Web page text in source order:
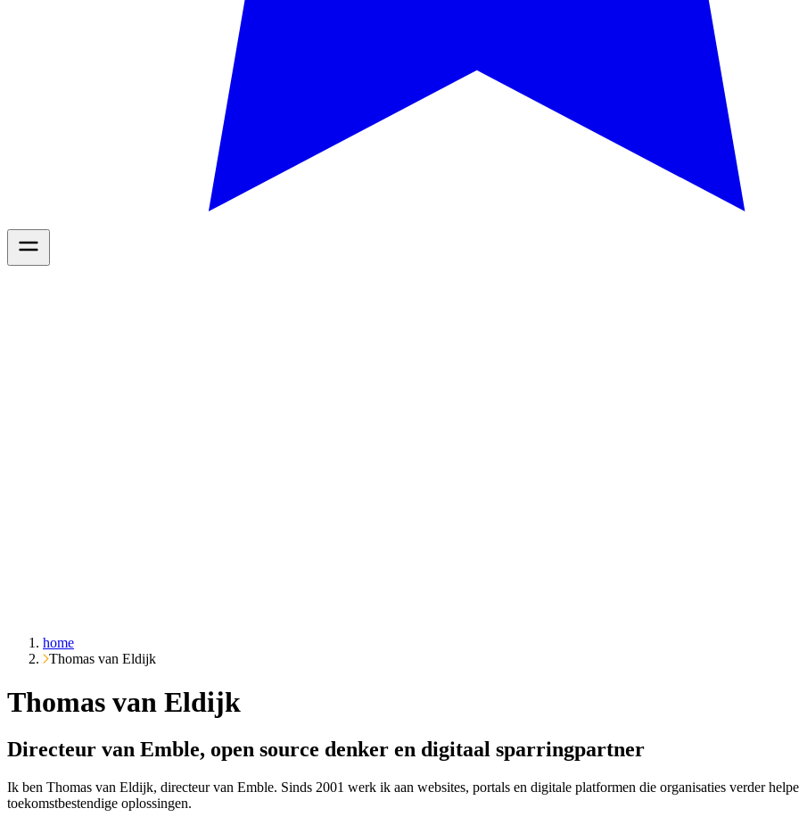
home
Thomas van Eldijk
Thomas van Eldijk
Directeur van Emble, open source denker en digitaal sparringpartner
Ik ben Thomas van Eldijk, directeur van Emble. Sinds 2001 werk ik aan websites, portals en digitale platformen die organisaties verder
toekomstbestendige oplossingen.